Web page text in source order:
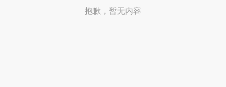
抱歉，暂无内容